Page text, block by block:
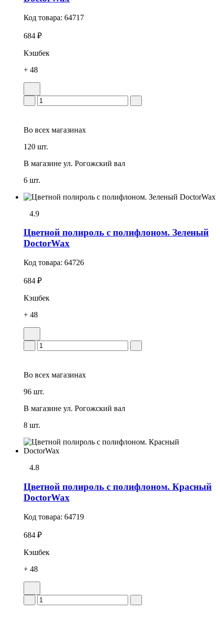
Код товара: 64717
684 ₽
Кэшбек
+ 48
Во всех магазинах
120 шт.
В магазине ул. Рогожский вал
6 шт.
4.9
Цветной полироль с полифлоном. Зеленый
DoctorWax
Код товара: 64726
684 ₽
Кэшбек
+ 48
Во всех магазинах
96 шт.
В магазине ул. Рогожский вал
8 шт.
4.8
Цветной полироль с полифлоном. Красный
DoctorWax
Код товара: 64719
684 ₽
Кэшбек
+ 48